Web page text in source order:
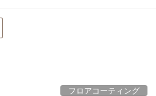
フロアコーティング